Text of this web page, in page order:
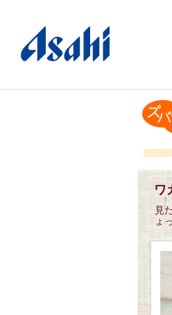
ワ
見
ょ